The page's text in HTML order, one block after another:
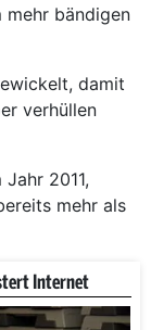
mehr bändigen
damit
verhüllen
2011,
mehr als
Internet